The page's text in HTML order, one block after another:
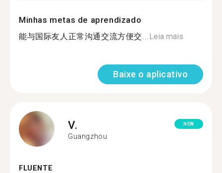
Minhas metas de aprendizado
能与国际友人正常沟通交流方便交... Leia mais
Baixe o aplicativo
V.
Guangzhou
NEW
FLUENTE